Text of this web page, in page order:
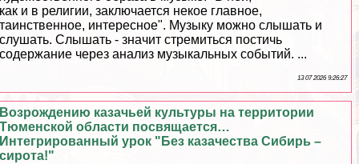
как и в религии, заключается некое главное,
таинственное, интересное". Музыку можно слышать и
слушать. Слышать - значит стремиться постичь
содержание через анализ музыкальных событий. ...
13 07 2026 9:26:27
Возрождению казачьей культуры на территории
Тюменской области посвящается…
Интегрированный урок "Без казачества Сибирь –
сирота!"